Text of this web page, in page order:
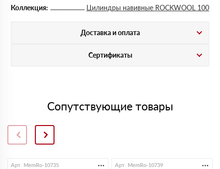
Коллекция:
Цилиндры навивные ROCKWOOL 100
Доставка и оплата
Сертификаты
Сопутствующие товары
Арт. MemRo-10735 Арт. MemRo-10739